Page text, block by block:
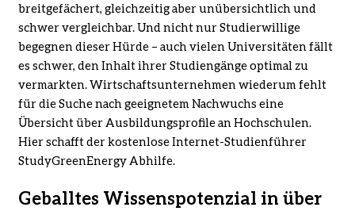
breitgefächert, gleichzeitig aber unübersichtlich und
schwer vergleichbar. Und nicht nur Studierwillige
begegnen dieser Hürde – auch vielen Universitäten fällt
es schwer, den Inhalt ihrer Studiengänge optimal zu
vermarkten. Wirtschaftsunternehmen wiederum fehlt
für die Suche nach geeignetem Nachwuchs eine
Übersicht über Ausbildungsprofile an Hochschulen.
Hier schafft der kostenlose Internet-Studienführer
StudyGreenEnergy Abhilfe.
Geballtes Wissenspotenzial in über